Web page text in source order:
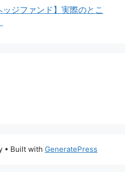
ジファンド】実際のとこ
• Built with GeneratePress